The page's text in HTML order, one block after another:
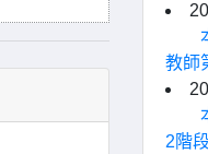
教師
2階